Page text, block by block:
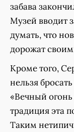
забава
Музей вводит
думать, что
дорожат
Кроме того,
нельзя
«Вечный
традиция эта
Таким